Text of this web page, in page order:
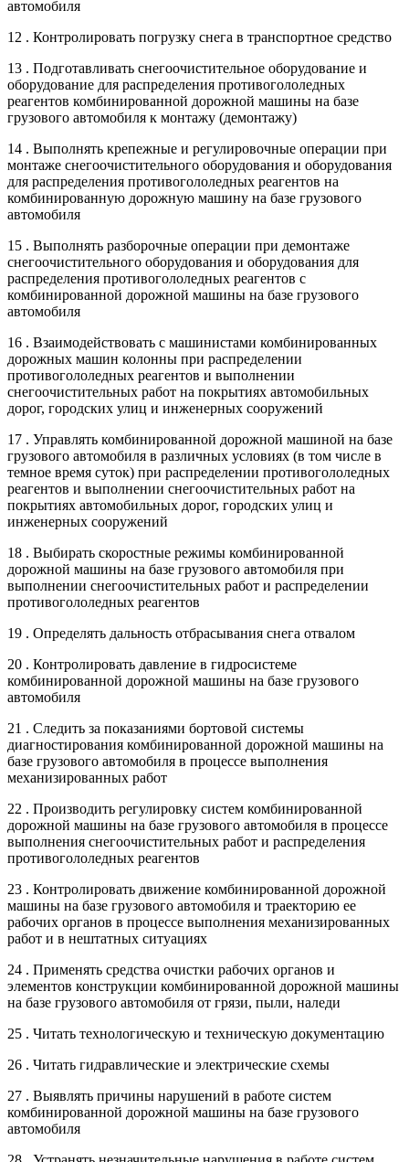
автомобиля
12 . Контролировать погрузку снега в транспортное средство
13 . Подготавливать снегоочистительное оборудование и
оборудование для распределения противогололедных
реагентов комбинированной дорожной машины на базе
грузового автомобиля к монтажу (демонтажу)
14 . Выполнять крепежные и регулировочные операции при
монтаже снегоочистительного оборудования и оборудования
для распределения противогололедных реагентов на
комбинированную дорожную машину на базе грузового
автомобиля
15 . Выполнять разборочные операции при демонтаже
снегоочистительного оборудования и оборудования для
распределения противогололедных реагентов с
комбинированной дорожной машины на базе грузового
автомобиля
16 . Взаимодействовать с машинистами комбинированных
дорожных машин колонны при распределении
противогололедных реагентов и выполнении
снегоочистительных работ на покрытиях автомобильных
дорог, городских улиц и инженерных сооружений
17 . Управлять комбинированной дорожной машиной на базе
грузового автомобиля в различных условиях (в том числе в
темное время суток) при распределении противогололедных
реагентов и выполнении снегоочистительных работ на
покрытиях автомобильных дорог, городских улиц и
инженерных сооружений
18 . Выбирать скоростные режимы комбинированной
дорожной машины на базе грузового автомобиля при
выполнении снегоочистительных работ и распределении
противогололедных реагентов
19 . Определять дальность отбрасывания снега отвалом
20 . Контролировать давление в гидросистеме
комбинированной дорожной машины на базе грузового
автомобиля
21 . Следить за показаниями бортовой системы
диагностирования комбинированной дорожной машины на
базе грузового автомобиля в процессе выполнения
механизированных работ
22 . Производить регулировку систем комбинированной
дорожной машины на базе грузового автомобиля в процессе
выполнения снегоочистительных работ и распределения
противогололедных реагентов
23 . Контролировать движение комбинированной дорожной
машины на базе грузового автомобиля и траекторию ее
рабочих органов в процессе выполнения механизированных
работ и в нештатных ситуациях
24 . Применять средства очистки рабочих органов и
элементов конструкции комбинированной дорожной машины
на базе грузового автомобиля от грязи, пыли, наледи
25 . Читать технологическую и техническую документацию
26 . Читать гидравлические и электрические схемы
27 . Выявлять причины нарушений в работе систем
комбинированной дорожной машины на базе грузового
автомобиля